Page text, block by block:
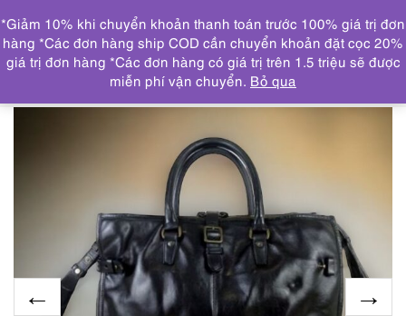
DANH MỤC
Trang chủ TÚI XÁCH
BA LÔ/TÚI CÔNG SỞ/CẶP
4198-Cặp nam-LIN KU Japan leather business bag
*Giảm 10% khi chuyển khoản thanh toán trước 100% giá trị đơn
hàng *Các đơn hàng ship COD cần chuyển khoản đặt cọc 20%
giá trị đơn hàng *Các đơn hàng có giá trị trên 1.5 triệu sẽ được
miễn phí vận chuyển. Bỏ qua